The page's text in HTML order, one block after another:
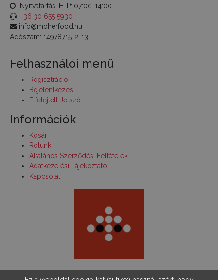
Nyitvatartás: H-P: 07:00-14:00
+36 30 655 5930
info@moherfood.hu
Adószám: 14978715-2-13
Felhasználói menü
Regisztráció
Bejelentkezes
Elfelejtett Jelszó
Információk
Kosár
Rólunk
Általános Szerződési Feltételek
Adatkezelési Tájékoztató
Kapcsolat